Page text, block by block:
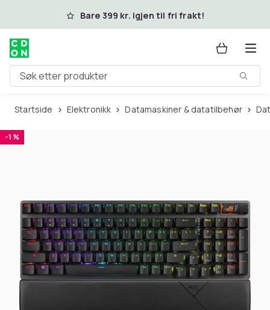
Hopp til hovedinnholdBare 399 kr. igjen til fri frakt!
Søk etter produkter
Startside Elektronikk Datamaskiner & datatilbehør
-1 %